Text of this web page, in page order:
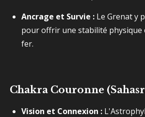
Ancrage et Survie : Le Grenat y
pour offrir une stabilité physique
fer.
Chakra Couronne
Vision et Connexion :